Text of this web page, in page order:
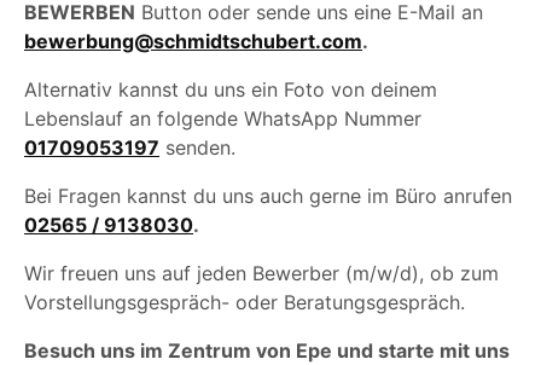
BEWERBEN Button oder sende uns eine E-Mail an
bewerbung@schmidtschubert.com.
Alternativ kannst du uns ein Foto von deinem
Lebenslauf an folgende WhatsApp Nummer
01709053197 senden.
Bei Fragen kannst du uns auch gerne im Büro anrufen
02565 / 9138030.
Wir freuen uns auf jeden Bewerber (m/w/d), ob zum
Vorstellungsgespräch- oder Beratungsgespräch.
Besuch uns im Zentrum von Epe und starte mit uns